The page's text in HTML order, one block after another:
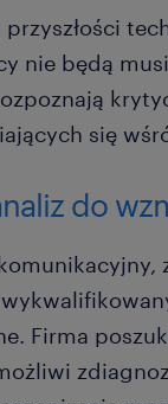
przyszłości
nie będą
się
do
Firma